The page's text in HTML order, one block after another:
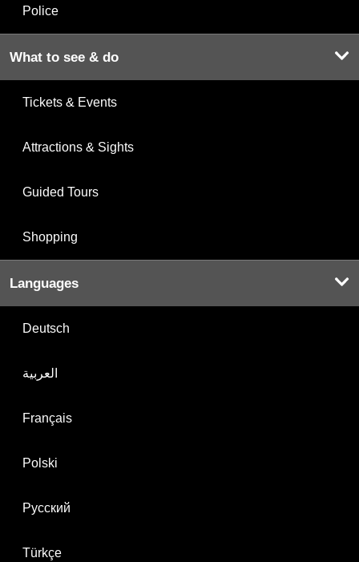
Police
What to see & do
Tickets & Events
Attractions & Sights
Guided Tours
Shopping
Languages
Deutsch
العربية
Français
Polski
Русский
Türkçe